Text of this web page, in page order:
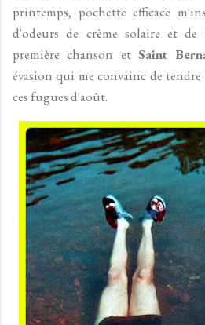
printemps, pochette efficace
d'odeurs de crème solaire et de
première chanson et Saint
évasion qui me convainc de
ces fugues d'août.